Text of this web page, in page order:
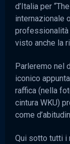
d’Italia per
internazionale
professionalità
visto anche la
Parleremo nel
iconico
raffica (nella
cintura WKU)
come
Qui sotto tutti i